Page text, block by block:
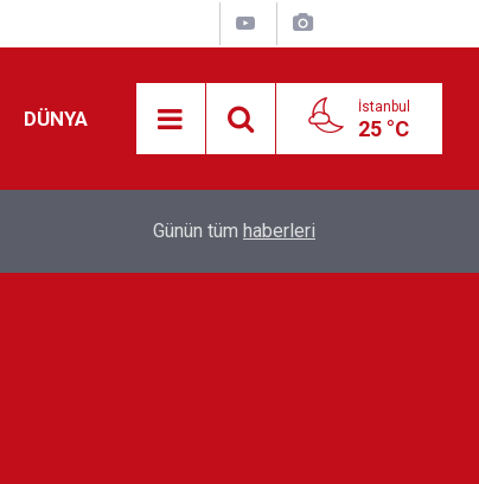
DÜNYA İstanbul
25 °C
Feridun Düzağaç sahnelere ara verdi: ''En az
Günün tüm haberleri